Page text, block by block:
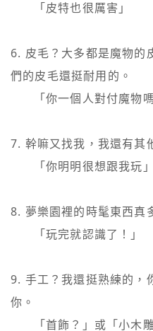
6. 皮毛？大多都是魔物的
們的皮毛還挺耐用的。
7. 幹嘛又找我，我還有其
8. 夢樂園裡的時髦東西
9. 手工？我還挺熟練的，
你。